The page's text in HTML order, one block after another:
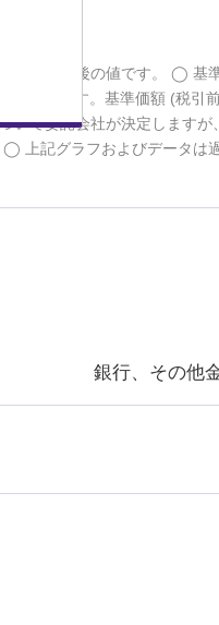
報酬控除後の値です。
基
しています。基準価額 (税引
いて委託会社が決定しますが
上記グラフおよびデータは
銀行、その他